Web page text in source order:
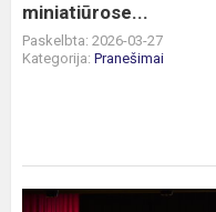
miniatiūrose...
Paskelbta: 2026-03-27
Kategorija: Pranešimai
Progimnazijos